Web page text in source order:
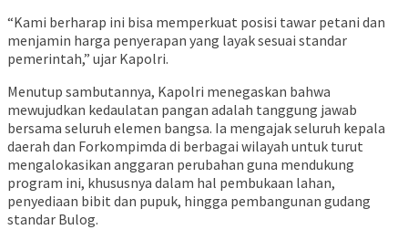
“Kami berharap ini bisa memperkuat posisi tawar petani dan
menjamin harga penyerapan yang layak sesuai standar
pemerintah,” ujar Kapolri.
Menutup sambutannya, Kapolri menegaskan bahwa
mewujudkan kedaulatan pangan adalah tanggung jawab
bersama seluruh elemen bangsa. Ia mengajak seluruh kepala
daerah dan Forkompimda di berbagai wilayah untuk turut
mengalokasikan anggaran perubahan guna mendukung
program ini, khususnya dalam hal pembukaan lahan,
penyediaan bibit dan pupuk, hingga pembangunan gudang
standar Bulog.